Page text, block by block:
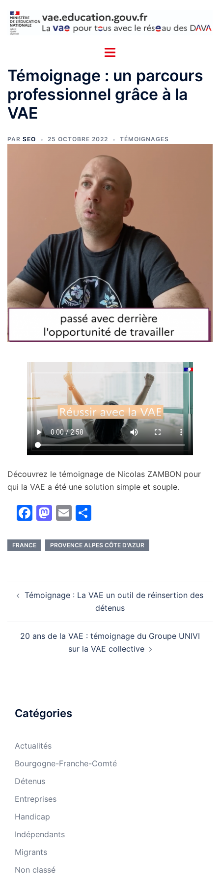
contenu
Témoignage : un parcours
professionnel grâce à la
VAE
PAR SEO 25 OCTOBRE 2022 TÉMOIGNAGES
Découvrez le témoignage de Nicolas ZAMBON pour
qui la VAE a été une solution simple et souple.
Facebook
Mastodon
Email
FRANCE PROVENCE ALPES CÔTE D'AZUR
d’article
Témoignage : La VAE un outil de réinsertion des
détenus
20 ans de la VAE : témoignage du Groupe UNIVI
sur la VAE collective
Catégories
Actualités
Bourgogne-Franche-Comté
Détenus
Entreprises
Handicap
Indépendants
Migrants
Non classé